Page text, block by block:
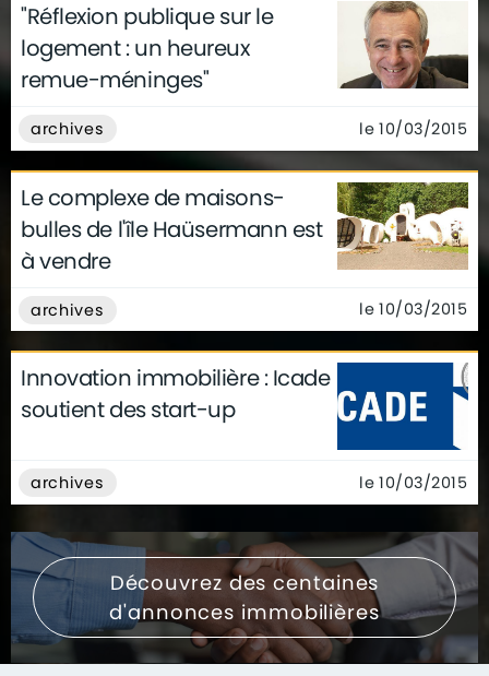
"Réflexion publique sur le
logement : un heureux
remue-méninges"
archives le 10/03/2015
Le complexe de maisons-
bulles de l'île Haüsermann est
à vendre
archives le 10/03/2015
Innovation immobilière : Icade
soutient des start-up
archives le 10/03/2015
Découvrez des centaines
d'annonces immobilières